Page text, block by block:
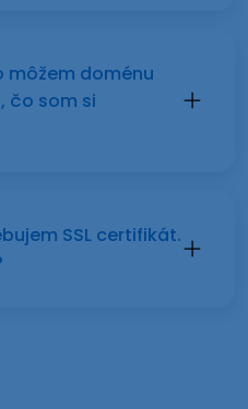
môžem doménu
čo som si
SSL certifikát.